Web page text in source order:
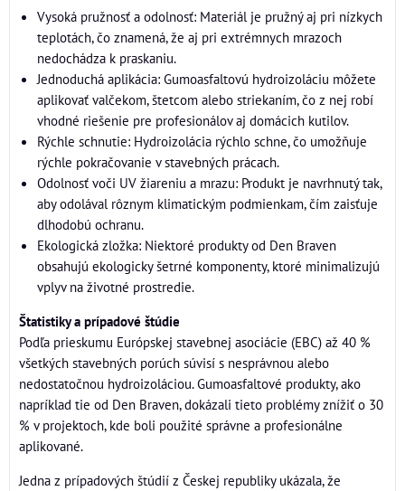
Vysoká pružnosť a odolnosť: Materiál je pružný aj pri nízkych
teplotách, čo znamená, že aj pri extrémnych mrazoch
nedochádza k praskaniu.
Jednoduchá aplikácia: Gumoasfaltovú hydroizoláciu môžete
aplikovať valčekom, štetcom alebo striekaním, čo z nej robí
vhodné riešenie pre profesionálov aj domácich kutilov.
Rýchle schnutie: Hydroizolácia rýchlo schne, čo umožňuje
rýchle pokračovanie v stavebných prácach.
Odolnosť voči UV žiareniu a mrazu: Produkt je navrhnutý tak,
aby odolával rôznym klimatickým podmienkam, čím zaisťuje
dlhodobú ochranu.
Ekologická zložka: Niektoré produkty od Den Braven
obsahujú ekologicky šetrné komponenty, ktoré minimalizujú
vplyv na životné prostredie.
Štatistiky a prípadové štúdie
Podľa prieskumu Európskej stavebnej asociácie (EBC) až 40 %
všetkých stavebných porúch súvisí s nesprávnou alebo
nedostatočnou hydroizoláciou. Gumoasfaltové produkty, ako
napríklad tie od Den Braven, dokázali tieto problémy znížiť o 30
% v projektoch, kde boli použité správne a profesionálne
aplikované.
Jedna z prípadových štúdií z Českej republiky ukázala, že